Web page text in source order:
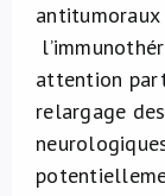
attention
relargage